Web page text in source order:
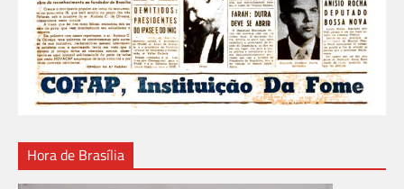
Hora de Brasília